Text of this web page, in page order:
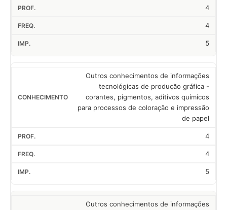
4
4
5
Outros conhecimentos de informações
tecnológicas de produção gráfica -
corantes, pigmentos, aditivos químicos
para processos de coloração e impressão
de papel
4
4
5
Outros conhecimentos de informações